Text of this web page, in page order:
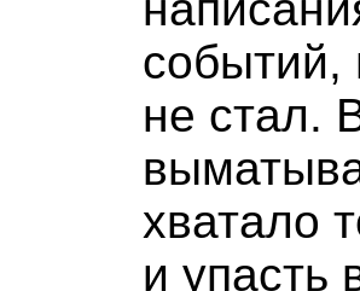
событий,
не стал.
хватало
и упасть